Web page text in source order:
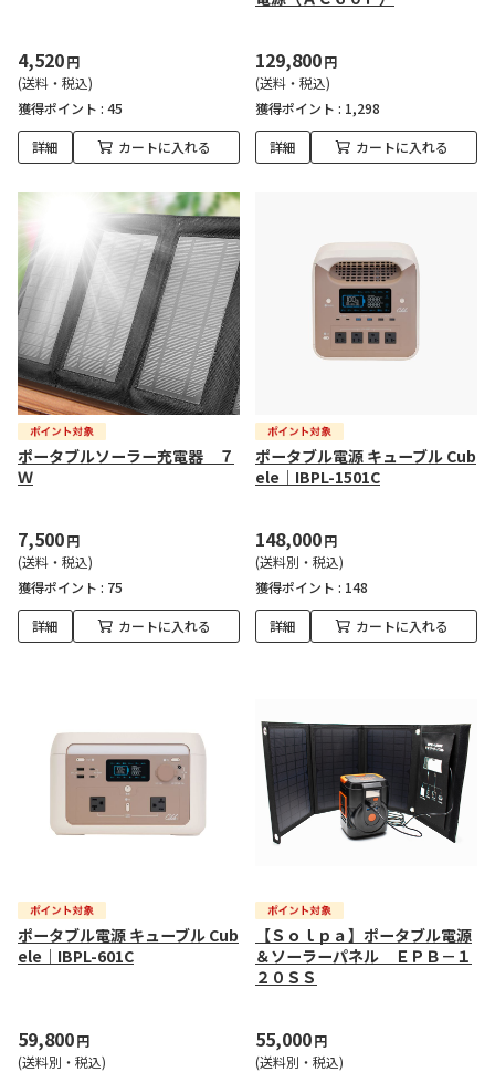
4,520円
(送料・税込)
獲得ポイント : 45
詳細 カートに入れる
129,800円
(送料・税込)
獲得ポイント : 1,298
詳細 カートに入れる
ポータブルソーラー充電器 ７
Ｗ
7,500円
(送料・税込)
獲得ポイント : 75
詳細 カートに入れる
ポータブル電源 キューブル Cub
ele｜IBPL-1501C
148,000円
(送料別・税込)
獲得ポイント : 148
詳細 カートに入れる
ポータブル電源 キューブル Cub
ele｜IBPL-601C
59,800円
(送料別・税込)
【Ｓｏｌｐａ】ポータブル電源
＆ソーラーパネル ＥＰＢ－１
２０ＳＳ
55,000円
(送料別・税込)